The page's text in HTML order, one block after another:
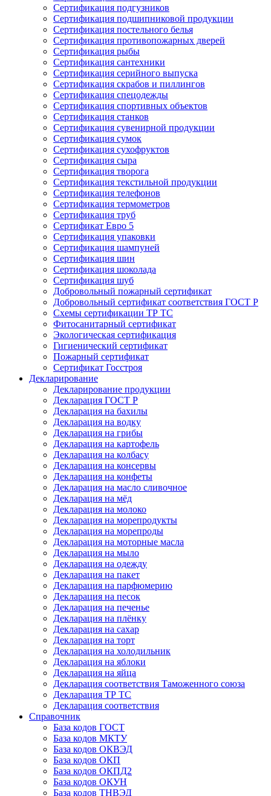
Сертификация подгузников
Сертификация подшипниковой продукции
Сертификация постельного белья
Сертификация противопожарных дверей
Сертификация рыбы
Сертификация сантехники
Сертификация серийного выпуска
Сертификация скрабов и пиллингов
Сертификация спецодежды
Сертификация спортивных объектов
Сертификация станков
Сертификация сувенирной продукции
Сертификация сумок
Сертификация сухофруктов
Сертификация сыра
Сертификация творога
Сертификация текстильной продукции
Сертификация телефонов
Сертификация термометров
Сертификация труб
Сертификат Евро 5
Сертификация упаковки
Сертификация шампуней
Сертификация шин
Сертификация шоколада
Сертификация шуб
Добровольный пожарный сертификат
Добровольный сертификат соответствия ГОСТ Р
Схемы сертификации ТР ТС
Фитосанитарный сертификат
Экологическая сертификация
Гигиенический сертификат
Пожарный сертификат
Сертификат Госстроя
Декларирование
Декларирование продукции
Декларация ГОСТ Р
Декларация на бахилы
Декларация на водку
Декларация на грибы
Декларация на картофель
Декларация на колбасу
Декларация на консервы
Декларация на конфеты
Декларация на масло сливочное
Декларация на мёд
Декларация на молоко
Декларация на морепродукты
Декларация на морепроды
Декларация на моторные масла
Декларация на мыло
Декларация на одежду
Декларация на пакет
Декларация на парфюмерию
Декларация на песок
Декларация на печенье
Декларация на плёнку
Декларация на сахар
Декларация на торт
Декларация на холодильник
Декларация на яблоки
Декларация на яйца
Декларация соответствия Таможенного союза
Декларация ТР ТС
Декларация соответствия
Справочник
База кодов ГОСТ
База кодов МКТУ
База кодов ОКВЭД
База кодов ОКП
База кодов ОКПД2
База кодов ОКУН
База кодов ТНВЭД